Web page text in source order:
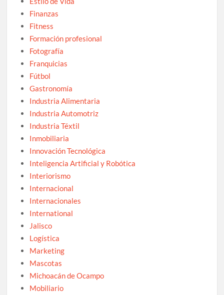
Finanzas
Fitness
Formación profesional
Fotografía
Franquicias
Fútbol
Gastronomía
Industria Alimentaria
Industria Automotriz
Industria Téxtil
Inmobiliaria
Innovación Tecnológica
Inteligencia Artificial y Robótica
Interiorismo
Internacional
Internacionales
International
Jalisco
Logística
Marketing
Mascotas
Michoacán de Ocampo
Mobiliario